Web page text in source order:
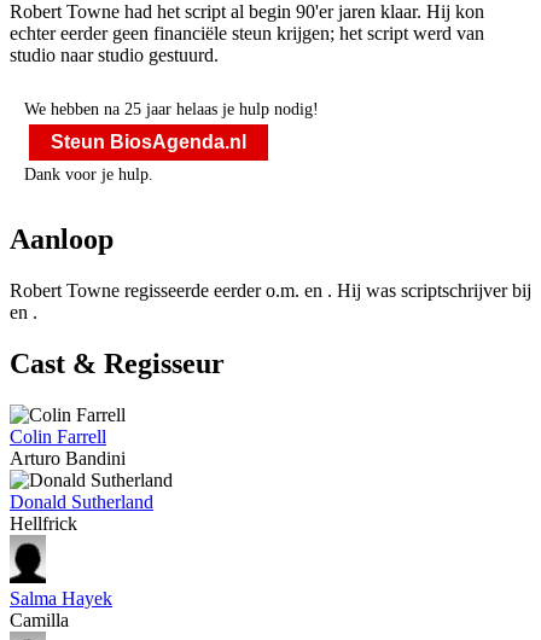
Robert Towne had het script al begin 90'er jaren klaar. Hij kon
echter eerder geen financiële steun krijgen; het script werd van
studio naar studio gestuurd.
We hebben na 25 jaar helaas je hulp nodig!
Steun BiosAgenda.nl
Dank voor je hulp.
Aanloop
Robert Towne regisseerde eerder o.m. en . Hij was scriptschrijver bij
en .
Cast & Regisseur
Colin Farrell
Arturo Bandini
Donald Sutherland
Hellfrick
Salma Hayek
Camilla